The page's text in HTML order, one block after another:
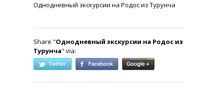
Однодневный экскурсии на Родос из Турунча
Share "Однодневный экскурсии на Родос из
Турунча" via: